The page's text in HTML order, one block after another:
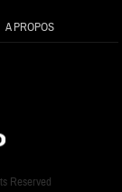
A PROPOS
Reserved